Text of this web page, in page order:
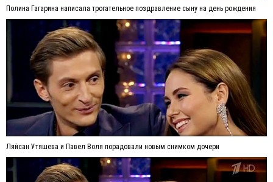
Полина Гагарина написала трогательное поздравление сыну на день рождения
Ляйсан Утяшева и Павел Воля порадовали новым снимком дочери